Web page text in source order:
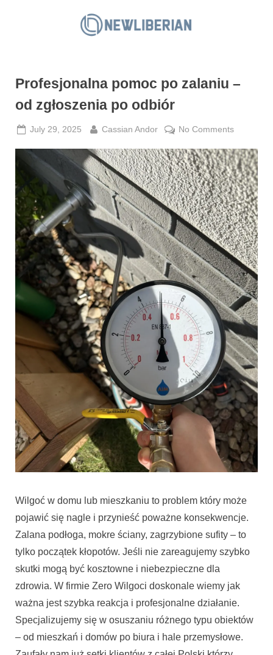
L
e
r
i
a
n
Profesjonalna pomoc po zalaniu –
od zgłoszenia po odbiór
Posted
July 29, 2025 By
Cassian Andor No Commentson
pomoc
po
zalaniu
–
od
po
odbiór
Wilgoć w domu lub mieszkaniu to problem który może
pojawić się nagle i przynieść poważne konsekwencje.
Zalana podłoga, mokre ściany, zagrzybione sufity – to
tylko początek kłopotów. Jeśli nie zareagujemy szybko
skutki mogą być kosztowne i niebezpieczne dla
zdrowia. W firmie Zero Wilgoci doskonale wiemy jak
ważna jest szybka reakcja i profesjonalne działanie.
Specjalizujemy się w osuszaniu różnego typu obiektów
– od mieszkań i domów po biura i hale przemysłowe.